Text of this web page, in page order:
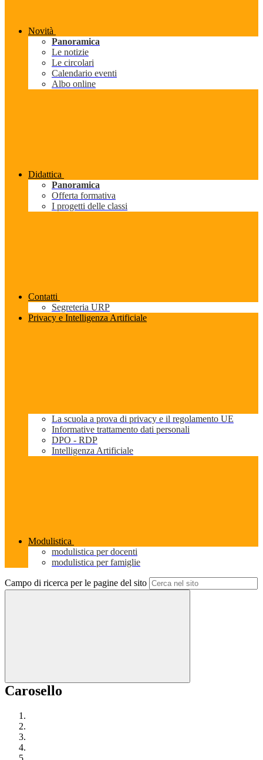
Novità
Panoramica
Le notizie
Le circolari
Calendario eventi
Albo online
Didattica
Panoramica
Offerta formativa
I progetti delle classi
Contatti
Segreteria URP
Privacy e Intelligenza Artificiale
La scuola a prova di privacy e il regolamento UE
Informative trattamento dati personali
DPO - RDP
Intelligenza Artificiale
Modulistica
modulistica per docenti
modulistica per famiglie
Campo di ricerca per le pagine del sito
Carosello